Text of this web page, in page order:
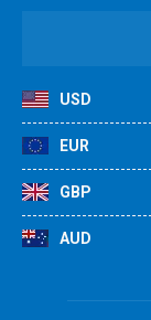
USD
EUR
GBP
AUD